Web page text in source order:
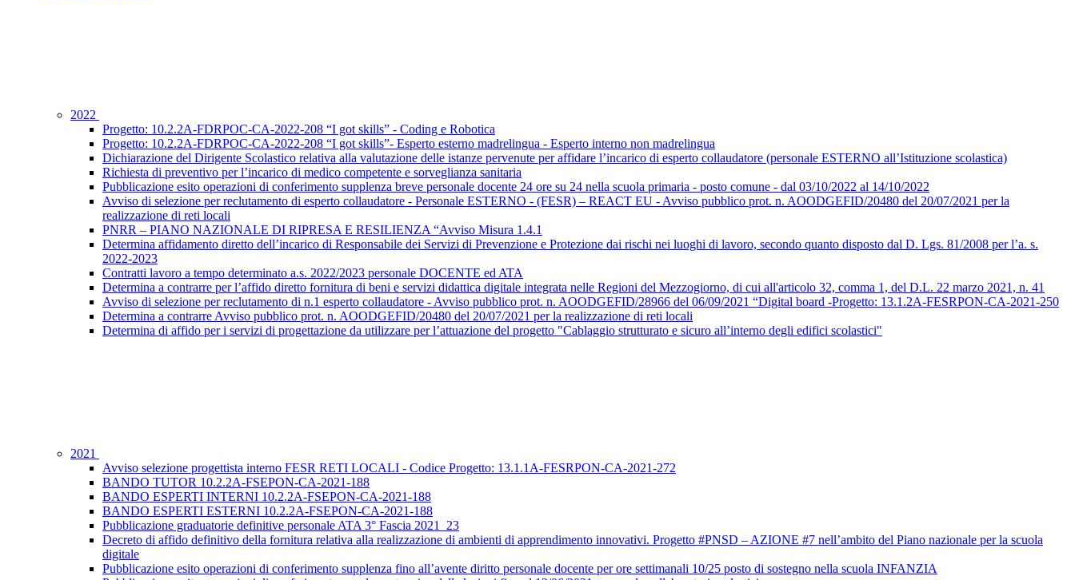
2022
Progetto: 10.2.2A-FDRPOC-CA-2022-208 “I got skills” - Coding e Robotica
Progetto: 10.2.2A-FDRPOC-CA-2022-208 “I got skills”- Esperto esterno madrelingua - Esperto interno non madrelingua
Dichiarazione del Dirigente Scolastico relativa alla valutazione delle istanze pervenute per affidare l’incarico di esperto collaudatore (personale ESTERNO all’Istituzione scolastica)
Richiesta di preventivo per l’incarico di medico competente e sorveglianza sanitaria
Pubblicazione esito operazioni di conferimento supplenza breve personale docente 24 ore su 24 nella scuola primaria - posto comune - dal 03/10/2022 al 14/10/2022
Avviso di selezione per reclutamento di esperto collaudatore - Personale ESTERNO - (FESR) – REACT EU - Avviso pubblico prot. n. AOODGEFID/20480 del 20/07/2021 per la
realizzazione di reti locali
PNRR – PIANO NAZIONALE DI RIPRESA E RESILIENZA “Avviso Misura 1.4.1
Determina affidamento diretto dell’incarico di Responsabile dei Servizi di Prevenzione e Protezione dai rischi nei luoghi di lavoro, secondo quanto disposto dal D. Lgs. 81/2008 per l’a. s.
2022-2023
Contratti lavoro a tempo determinato a.s. 2022/2023 personale DOCENTE ed ATA
Determina a contrarre per l’affido diretto fornitura di beni e servizi didattica digitale integrata nelle Regioni del Mezzogiorno, di cui all'articolo 32, comma 1, del D.L. 22 marzo 2021, n. 41
Avviso di selezione per reclutamento di n.1 esperto collaudatore - Avviso pubblico prot. n. AOODGEFID/28966 del 06/09/2021 “Digital board -Progetto: 13.1.2A-FESRPON-CA-2021-250
Determina a contrarre Avviso pubblico prot. n. AOODGEFID/20480 del 20/07/2021 per la realizzazione di reti locali
Determina di affido per i servizi di progettazione da utilizzare per l’attuazione del progetto "Cablaggio strutturato e sicuro all’interno degli edifici scolastici"
2021
Avviso selezione progettista interno FESR RETI LOCALI - Codice Progetto: 13.1.1A-FESRPON-CA-2021-272
BANDO TUTOR 10.2.2A-FSEPON-CA-2021-188
BANDO ESPERTI INTERNI 10.2.2A-FSEPON-CA-2021-188
BANDO ESPERTI ESTERNI 10.2.2A-FSEPON-CA-2021-188
Pubblicazione graduatorie definitive personale ATA 3° Fascia 2021_23
Decreto di affido definitivo della fornitura relativa alla realizzazione di ambienti di apprendimento innovativi. Progetto #PNSD – AZIONE #7 nell’ambito del Piano nazionale per la scuola
digitale
Pubblicazione esito operazioni di conferimento supplenza fino all’avente diritto personale docente per ore settimanali 10/25 posto di sostegno nella scuola INFANZIA